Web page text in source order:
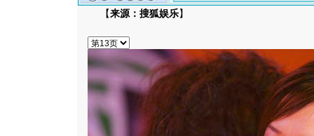
【来源：搜狐娱乐】